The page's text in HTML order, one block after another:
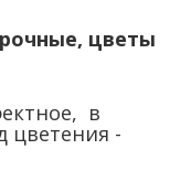
цветы
в
цветения -